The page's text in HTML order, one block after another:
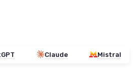
Claude Mistral